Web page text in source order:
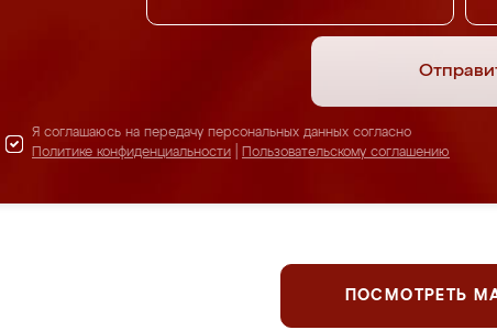
Я соглашаюсь на передачу персональных данных согласно
Политике конфиденциальности
Пользовательскому соглашению
ПОСМОТРЕТЬ